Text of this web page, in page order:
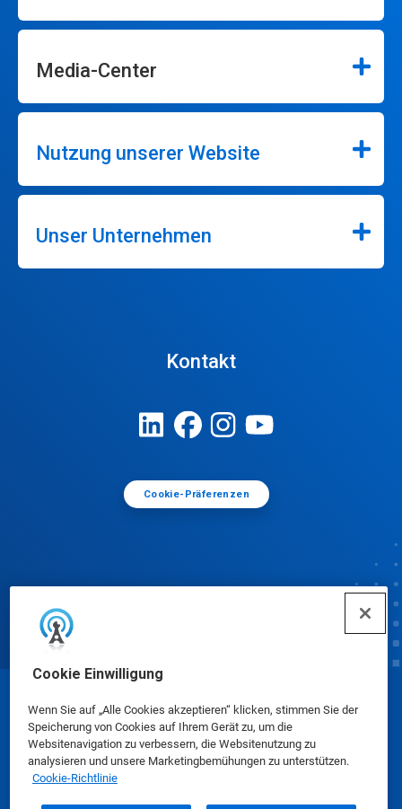
Cookie Einwilligung
Wenn Sie auf „Alle Cookies akzeptieren“ klicken, stimmen Sie der
Speicherung von Cookies auf Ihrem Gerät zu, um die
Websitenavigation zu verbessern, die Websitenutzung zu
analysieren und unsere Marketingbemühungen zu unterstützen.
Cookie-Richtlinie
Media-Center
Nutzung unserer Website
Unser Unternehmen
Kontakt
Cookie-Präferenzen
© Ecolab Inc. 2025
Sicherheitsdatenblätter|Datenschutzrichtlinie